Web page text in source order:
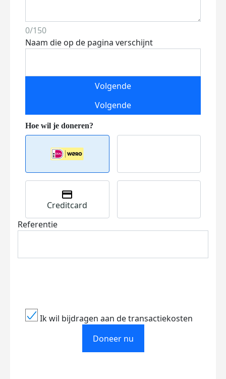
0/150
Naam die op de pagina verschijnt
Volgende
Volgende
Creditcard
Referentie
Ik wil bijdragen aan de transactiekosten
Doneer nu